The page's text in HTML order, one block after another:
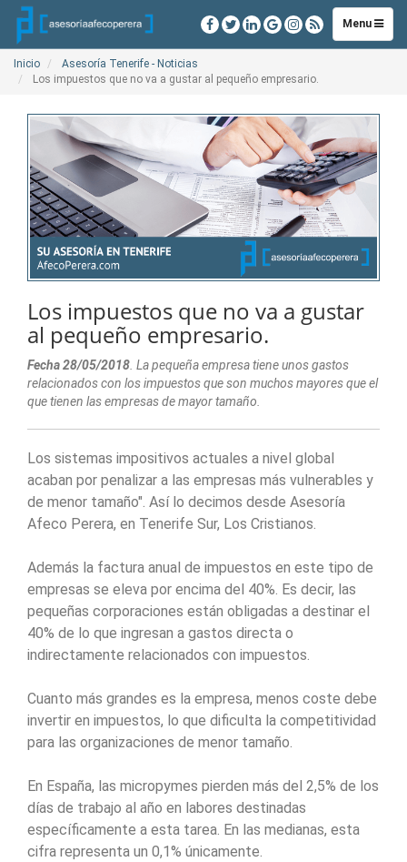
Toggle
navigation
Menu
Inicio
Asesoría Tenerife - Noticias
Los impuestos que no va a gustar al pequeño empresario.
Los impuestos que no va a gustar
al pequeño empresario.
Fecha 28/05/2018. La pequeña empresa tiene unos gastos
relacionados con los impuestos que son muchos mayores que el
que tienen las empresas de mayor tamaño.
Los sistemas impositivos actuales a nivel global
acaban por penalizar a las empresas más vulnerables y
de menor tamaño". Así lo decimos desde Asesoría
Afeco Perera, en Tenerife Sur, Los Cristianos.
Además la factura anual de impuestos en este tipo de
empresas se eleva por encima del 40%. Es decir, las
pequeñas corporaciones están obligadas a destinar el
40% de lo que ingresan a gastos directa o
indirectamente relacionados con impuestos.
Cuanto más grandes es la empresa, menos coste debe
invertir en impuestos, lo que dificulta la competitividad
para las organizaciones de menor tamaño.
En España, las micropymes pierden más del 2,5% de los
días de trabajo al año en labores destinadas
específicamente a esta tarea. En las medianas, esta
cifra representa un 0,1% únicamente.